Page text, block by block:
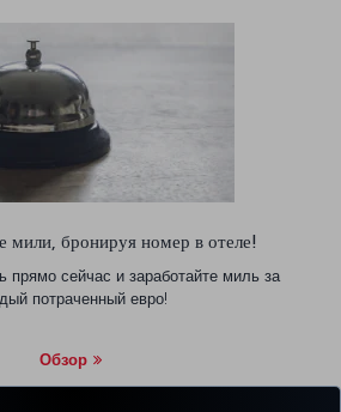
мили, бронируя номер в отеле!
прямо сейчас и заработайте миль за
потраченный евро!
Обзор